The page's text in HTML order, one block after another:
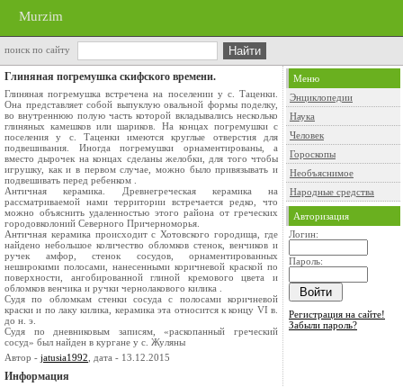
Murzim
поиск по сайту
Глиняная погремушка скифского времени.
Глиняная погремушка встречена на поселении у с. Таценки.
Она представляет собой выпуклую овальной формы поделку,
во внутреннюю полую часть которой вкладывались несколько
глиняных камешков или шариков. На концах погремушки с
поселения у с. Таценки имеются круглые отверстия для
подвешивания. Иногда погремушки орнаментированы, а
вместо дырочек на концах сделаны желобки, для того чтобы
игрушку, как и в первом случае, можно было привязывать и
подвешивать перед ребенком .
Античная керамика. Древнегреческая керамика на
рассматриваемой нами территории встречается редко, что
можно объяснить удаленностью этого района от греческих
городовколоний Северного Причерноморья.
Античная керамика происходит с Хотовского городища, где
найдено небольшое количество обломков стенок, венчиков и
ручек амфор, стенок сосудов, орнаментированных
неширокими полосами, нанесенными коричневой краской по
поверхности, ангобированной глиной кремового цвета и
обломков венчика и ручки чернолакового килика .
Судя по обломкам стенки сосуда с полосами коричневой
краски и по лаку килика, керамика эта относится к концу VI в.
до н. э.
Судя по дневниковым записям, «раскопанный греческий
сосуд» был найден в кургане у с. Жуляны
Автор - jatusia1992 , дата - 13.12.2015
Информация
Меню
Энциклопедии
Наука
Человек
Гороскопы
Необъяснимое
Народные средства
Авторизация
Логин:
Пароль:
Регистрация на сайте!
Забыли пароль?